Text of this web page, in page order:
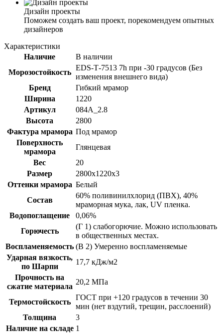
Дизайн проекты
Поможем создать ваш проект, порекомендуем опытных
дизайнеров
Характеристики
Наличие
В наличии
Морозостойкость
ЕDS-Т-7513 7h при -30 градусов (Без
изменения внешнего вида)
Бренд
Гибкий мрамор
Ширина
1220
Артикул
084A_2.8
Высота
2800
Фактура мрамора Под мрамор
Поверхность
мрамора
Глянцевая
Вес
20
Размер
2800х1220х3
Оттенки мрамора Белый
Состав
60% поливинилхлорид (ПВХ), 40%
мраморная мука, лак, UV пленка.
Водопоглащение
0,06%
Горючесть
(Г 1) слабогорючие. Можно использовать
в общественных местах.
Воспламеняемость (B 2) Умеренно воспламеняемые
Ударная вязкость,
по Шарпи
17,7 кДж/м2
Прочность на
сжатие материала
20,2 МПа
Термостойскость
ГОСТ при +120 градусов в течении 30
мин (нет вздутий, трещин, расслоений)
Толщина
3
Наличие на складе 1